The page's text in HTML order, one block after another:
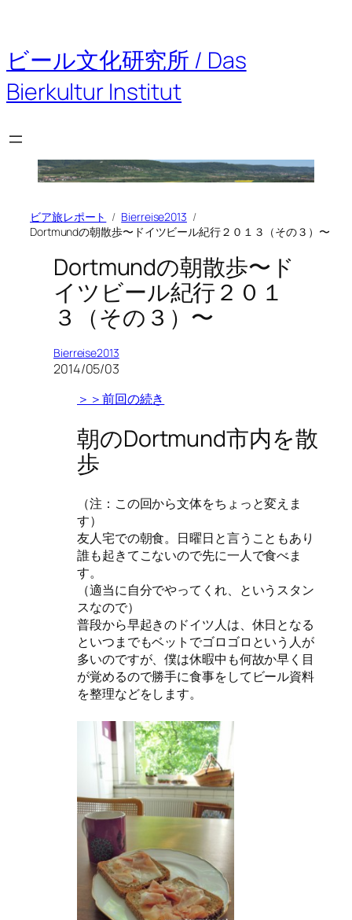
を
ス
キ
ッ
ビール文化研究所 / Das
Bierkultur Institut
ビア旅レポート
Bierreise2013
Dortmundの朝散歩〜ドイツビール紀行２０１３（その３）〜
Dortmundの朝散歩〜ド
イツビール紀行２０１
３（その３）〜
Bierreise2013
2014/05/03
＞＞前回の続き
朝のDortmund市内を散
歩
（注：この回から文体をちょっと変えま
す）
友人宅での朝食。日曜日と言うこともあり
誰も起きてこないので先に一人で食べま
す。
（適当に自分でやってくれ、というスタン
スなので）
普段から早起きのドイツ人は、休日となる
といつまでもベットでゴロゴロという人が
多いのですが、僕は休暇中も何故か早く目
が覚めるので勝手に食事をしてビール資料
を整理などをします。